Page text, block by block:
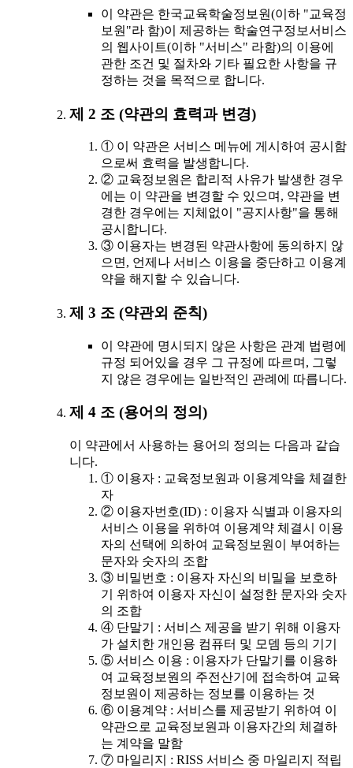
이 약관은 한국교육학술정보원(이하 "교육정
보원"라 함)이 제공하는 학술연구정보서비스
의 웹사이트(이하 "서비스" 라함)의 이용에
관한 조건 및 절차와 기타 필요한 사항을 규
정하는 것을 목적으로 합니다.
제 2 조 (약관의 효력과 변경)
① 이 약관은 서비스 메뉴에 게시하여 공시함
으로써 효력을 발생합니다.
② 교육정보원은 합리적 사유가 발생한 경우
에는 이 약관을 변경할 수 있으며, 약관을 변
경한 경우에는 지체없이 "공지사항"을 통해
공시합니다.
③ 이용자는 변경된 약관사항에 동의하지 않
으면, 언제나 서비스 이용을 중단하고 이용계
약을 해지할 수 있습니다.
제 3 조 (약관외 준칙)
이 약관에 명시되지 않은 사항은 관계 법령에
규정 되어있을 경우 그 규정에 따르며, 그렇
지 않은 경우에는 일반적인 관례에 따릅니다.
제 4 조 (용어의 정의)
이 약관에서 사용하는 용어의 정의는 다음과 같습
니다.
① 이용자 : 교육정보원과 이용계약을 체결한
자
② 이용자번호(ID) : 이용자 식별과 이용자의
서비스 이용을 위하여 이용계약 체결시 이용
자의 선택에 의하여 교육정보원이 부여하는
문자와 숫자의 조합
③ 비밀번호 : 이용자 자신의 비밀을 보호하
기 위하여 이용자 자신이 설정한 문자와 숫자
의 조합
④ 단말기 : 서비스 제공을 받기 위해 이용자
가 설치한 개인용 컴퓨터 및 모뎀 등의 기기
⑤ 서비스 이용 : 이용자가 단말기를 이용하
여 교육정보원의 주전산기에 접속하여 교육
정보원이 제공하는 정보를 이용하는 것
⑥ 이용계약 : 서비스를 제공받기 위하여 이
약관으로 교육정보원과 이용자간의 체결하
는 계약을 말함
⑦ 마일리지 : RISS 서비스 중 마일리지 적립